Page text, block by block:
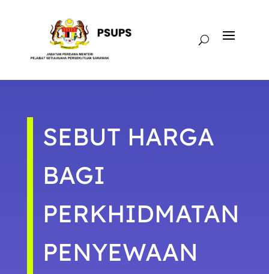
SEBUT HARGA
BAGI
PERKHIDMATAN
PENYEWAAN